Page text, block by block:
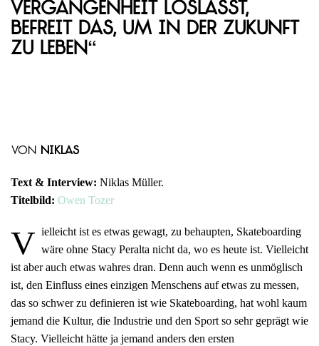
Vergangenheit loslässt,
befreit das, um in der Zukunft
zu leben“
von Niklas
Text & Interview: Niklas Müller.
Titelbild: Owen Tozer
V ielleicht ist es etwas gewagt, zu behaupten, Skateboarding
wäre ohne Stacy Peralta nicht da, wo es heute ist. Vielleicht
ist aber auch etwas wahres dran. Denn auch wenn es unmöglisch
ist, den Einfluss eines einzigen Menschens auf etwas zu messen,
das so schwer zu definieren ist wie Skateboarding, hat wohl kaum
jemand die Kultur, die Industrie und den Sport so sehr geprägt wie
Stacy. Vielleicht hätte ja jemand anders den ersten